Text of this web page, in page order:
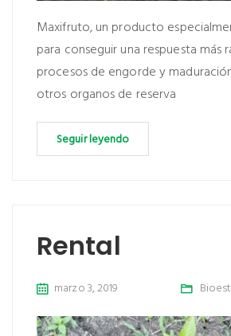
Maxifruto, un producto
para conseguir una respuesta más
procesos de engorde y
otros organos de reserva
Seguir leyendo
Rental
marzo 3, 2019